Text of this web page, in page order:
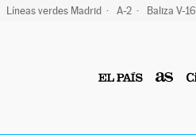
Líneas verdes Madrid A-2 Baliza V-16